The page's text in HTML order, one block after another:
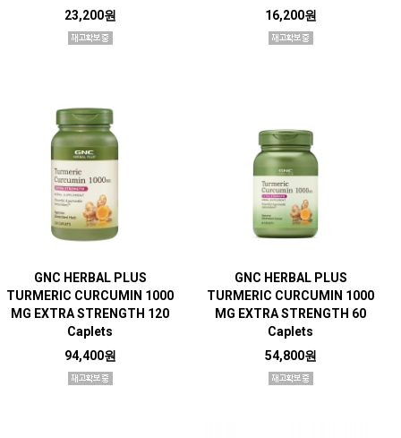
23,200원
16,200원
GNC HERBAL PLUS
TURMERIC CURCUMIN 1000
MG EXTRA STRENGTH 120
Caplets
94,400원
GNC HERBAL PLUS
TURMERIC CURCUMIN 1000
MG EXTRA STRENGTH 60
Caplets
54,800원